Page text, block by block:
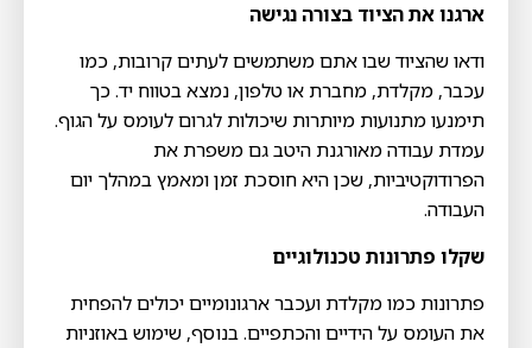
ארגנו את הציוד בצורה נגישה
ודאו שהציוד שבו אתם משתמשים לעתים קרובות, כמו
עכבר, מקלדת, מחברת או טלפון, נמצא בטווח יד. כך
תימנעו מתנועות מיותרות שיכולות לגרום לעומס על הגוף.
עמדת עבודה מאורגנת היטב גם משפרת את
הפרודוקטיביות, שכן היא חוסכת זמן ומאמץ במהלך יום
העבודה.
שקלו פתרונות טכנולוגיים
פתרונות כמו מקלדת ועכבר ארגונומיים יכולים להפחית
את העומס על הידיים והכתפיים. בנוסף, שימוש באוזניות